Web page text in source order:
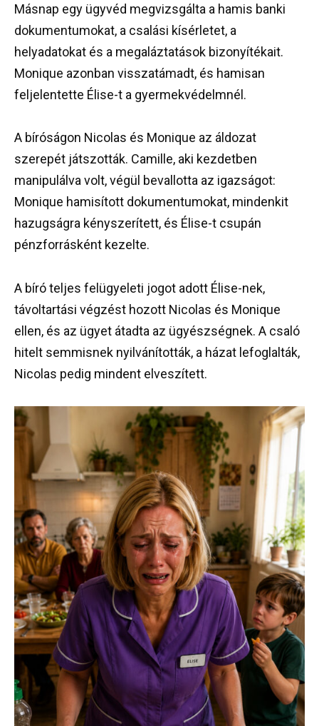
Másnap egy ügyvéd megvizsgálta a hamis banki
dokumentumokat, a csalási kísérletet, a
helyadatokat és a megaláztatások bizonyítékait.
Monique azonban visszatámadt, és hamisan
feljelentette Élise-t a gyermekvédelmnél.
A bíróságon Nicolas és Monique az áldozat
szerepét játszották. Camille, aki kezdetben
manipulálva volt, végül bevallotta az igazságot:
Monique hamisított dokumentumokat, mindenkit
hazugságra kényszerített, és Élise-t csupán
pénzforrásként kezelte.
A bíró teljes felügyeleti jogot adott Élise-nek,
távoltartási végzést hozott Nicolas és Monique
ellen, és az ügyet átadta az ügyészségnek. A csaló
hitelt semmisnek nyilvánították, a házat lefoglalták,
Nicolas pedig mindent elveszített.